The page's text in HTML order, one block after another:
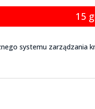
15
systemu zarządzania